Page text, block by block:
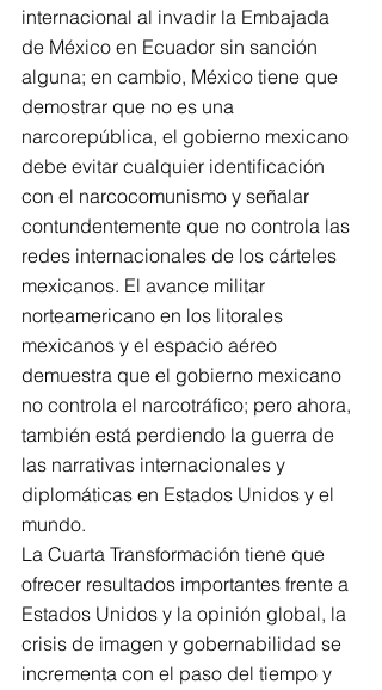
internacional al invadir la Embajada
de México en Ecuador sin sanción
alguna; en cambio, México tiene que
demostrar que no es una
narcorepública, el gobierno mexicano
debe evitar cualquier identificación
con el narcocomunismo y señalar
contundentemente que no controla las
redes internacionales de los cárteles
mexicanos. El avance militar
norteamericano en los litorales
mexicanos y el espacio aéreo
demuestra que el gobierno mexicano
no controla el narcotráfico; pero ahora,
también está perdiendo la guerra de
las narrativas internacionales y
diplomáticas en Estados Unidos y el
mundo.
La Cuarta Transformación tiene que
ofrecer resultados importantes frente a
Estados Unidos y la opinión global, la
crisis de imagen y gobernabilidad se
incrementa con el paso del tiempo y